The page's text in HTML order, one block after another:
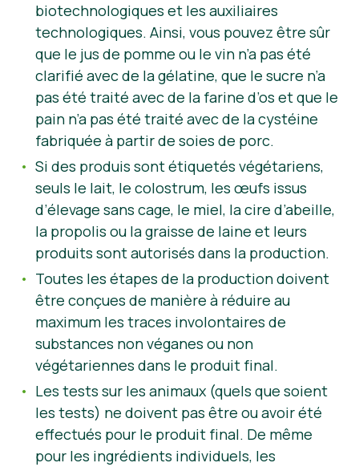
biotechnologiques et les auxiliaires
technologiques. Ainsi, vous pouvez être sûr
que le jus de pomme ou le vin n’a pas été
clarifié avec de la gélatine, que le sucre n’a
pas été traité avec de la farine d’os et que le
pain n’a pas été traité avec de la cystéine
fabriquée à partir de soies de porc.
Si des produis sont étiquetés végétariens,
seuls le lait, le colostrum, les œufs issus
d’élevage sans cage, le miel, la cire d’abeille,
la propolis ou la graisse de laine et leurs
produits sont autorisés dans la production.
Toutes les étapes de la production doivent
être conçues de manière à réduire au
maximum les traces involontaires de
substances non véganes ou non
végétariennes dans le produit final.
Les tests sur les animaux (quels que soient
les tests) ne doivent pas être ou avoir été
effectués pour le produit final. De même
pour les ingrédients individuels, les